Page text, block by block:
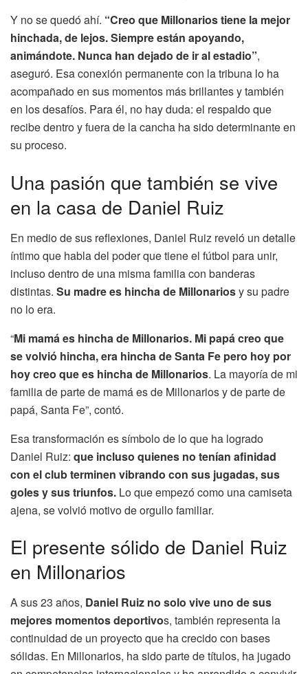
Y no se quedó ahí. “Creo que Millonarios tiene la mejor
hinchada, de lejos. Siempre están apoyando,
animándote. Nunca han dejado de ir al estadio”,
aseguró. Esa conexión permanente con la tribuna lo ha
acompañado en sus momentos más brillantes y también
en los desafíos. Para él, no hay duda: el respaldo que
recibe dentro y fuera de la cancha ha sido determinante en
su proceso.
Una pasión que también se vive
en la casa de Daniel Ruiz
En medio de sus reflexiones, Daniel Ruiz reveló un detalle
íntimo que habla del poder que tiene el fútbol para unir,
incluso dentro de una misma familia con banderas
distintas. Su madre es hincha de Millonariosy su padre
no lo era.
“Mi mamá es hincha de Millonarios. Mi papá creo que
se volvió hincha, era hincha de Santa Fe pero hoy por
hoy creo que es hincha de Millonarios. La mayoría de mi
familia de parte de mamá es de Millonarios y de parte de
papá, Santa Fe”, contó.
Esa transformación es símbolo de lo que ha logrado
Daniel Ruiz: que incluso quienes no tenían afinidad
con el club terminen vibrando con sus jugadas, sus
goles y sus triunfos. Lo que empezó como una camiseta
ajena, se volvió motivo de orgullo familiar.
El presente sólido de Daniel Ruiz
en Millonarios
A sus 23 años, Daniel Ruiz no solo vive uno de sus
mejores momentos deportivos, también representa la
continuidad de un proyecto que ha crecido con bases
sólidas. En Millonarios, ha sido parte de títulos, ha jugado